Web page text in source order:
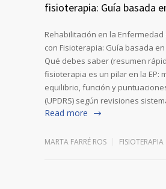
fisioterapia: Guía basada
Rehabilitación en la
con Fisioterapia: Guía basada
Qué debes saber (resumen
fisioterapia es un pilar en la EP:
equilibrio, función y
(UPDRS) según revisiones
Read more
MARTA FARRÉ ROS